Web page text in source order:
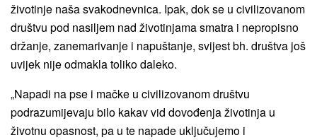
životinje naša svakodnevnica. Ipak, dok se u civilizovanom
društvu pod nasiljem nad životinjama smatra i nepropisno
držanje, zanemarivanje i napuštanje, svijest bh. društva još
uvijek nije odmakla toliko daleko.
„Napadi na pse i mačke u civilizovanom društvu
podrazumijevaju bilo kakav vid dovođenja životinja u
životnu opasnost, pa u te napade uključujemo i